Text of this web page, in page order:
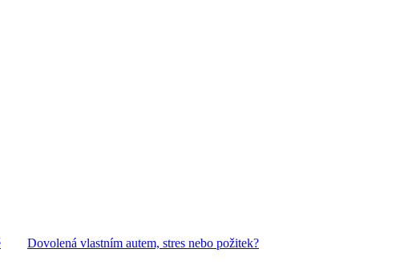
Dovolená vlastním autem, stres nebo požitek?